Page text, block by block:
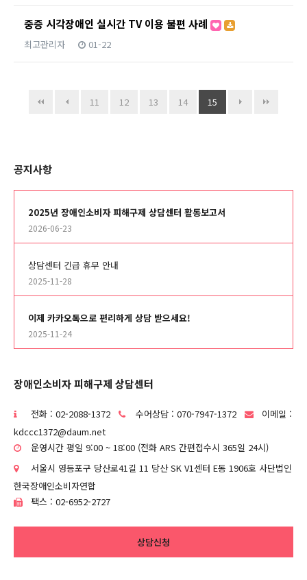
중증 시각장애인 실시간 TV 이용 불편 사례
최고관리자 01-22
11 12 13 14 15
공지사항
2025년 장애인소비자 피해구제 상담센터 활동보고서
2026-06-23
상담센터 긴급 휴무 안내
2025-11-28
이제 카카오톡으로 편리하게 상담 받으세요!
2025-11-24
장애인소비자 피해구제 상담센터
전화 : 02-2088-1372 수어상담 : 070-7947-1372
이메일 :
kdccc1372@daum.net
운영시간 평일 9:00 ~ 18:00 (전화 ARS 간편접수시 365일 24시)
서울시 영등포구 당산로41길 11 당산 SK V1센터 E동 1906호 사단법인
한국장애인소비자연합
팩스 : 02-6952-2727
상담신청